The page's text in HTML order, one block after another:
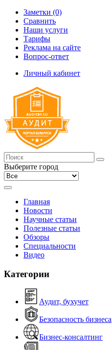
Заметки (0)
Сравнить
Наши услуги
Тарифы
Реклама на сайте
Вопрос-ответ
Личный кабинет
Выберите город
Главная
Новости
Научные статьи
Полезные статьи
Обзоры
Специальности
Видео
Категории
Аудит, бухучет
Безопасность бизнеса
Бизнес-консалтинг